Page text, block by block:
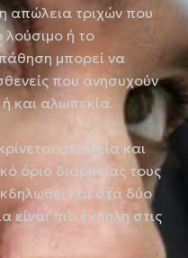
απώλεια τριχών που
λούσιμο ή το
μπορεί να
που ανησυχούν
και αλωπεκία.
σε οξεία και
όριο διάρκειας τους
και στα δύο
είναι πιο έκδηλη στις